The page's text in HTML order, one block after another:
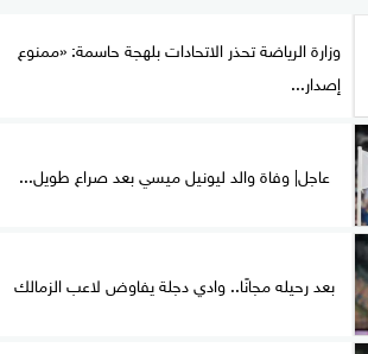
وزارة الرياضة تحذر الاتحادات بلهجة حاسمة: «ممنوع
إصدار...
عاجل| وفاة والد ليونيل ميسي بعد صراع طويل...
بعد رحيله مجانًا.. وادي دجلة يفاوض لاعب الزمالك